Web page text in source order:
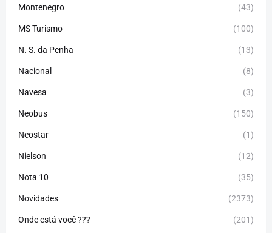
Montenegro (43)
MS Turismo (100)
N. S. da Penha (13)
Nacional (8)
Navesa (3)
Neobus (150)
Neostar (1)
Nielson (12)
Nota 10 (35)
Novidades (2373)
Onde está você ??? (201)